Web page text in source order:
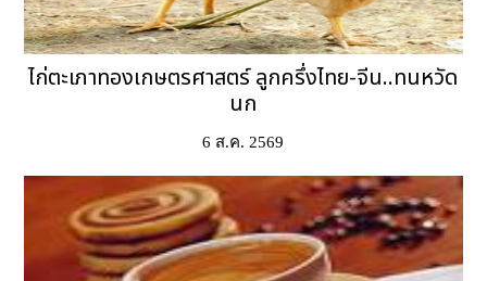
ไก่ตะเภาทองเกษตรศาสตร์ ลูกครึ่งไทย-จีน..ทนหวัด
นก
6 ส.ค. 2569